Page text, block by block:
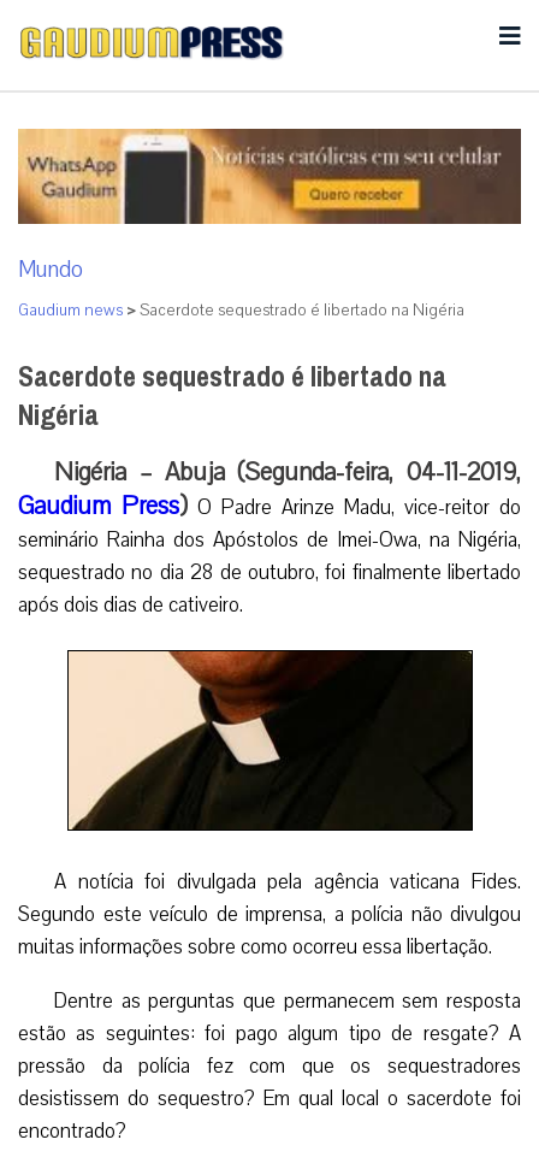
Mundo
Gaudium news >Sacerdote sequestrado é libertado na Nigéria
Sacerdote sequestrado é libertado na
Nigéria
Nigéria – Abuja (Segunda-feira, 04-11-2019,
Gaudium Press) O Padre Arinze Madu, vice-reitor do
seminário Rainha dos Apóstolos de Imei-Owa, na Nigéria,
sequestrado no dia 28 de outubro, foi finalmente libertado
após dois dias de cativeiro.
A notícia foi divulgada pela agência vaticana Fides.
Segundo este veículo de imprensa, a polícia não divulgou
muitas informações sobre como ocorreu essa libertação.
Dentre as perguntas que permanecem sem resposta
estão as seguintes: foi pago algum tipo de resgate? A
pressão da polícia fez com que os sequestradores
desistissem do sequestro? Em qual local o sacerdote foi
encontrado?